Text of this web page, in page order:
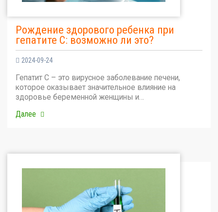
Рождение здорового ребенка при
гепатите С: возможно ли это?
2024-09-24
Гепатит С – это вирусное заболевание печени,
которое оказывает значительное влияние на
здоровье беременной женщины и…
Далее